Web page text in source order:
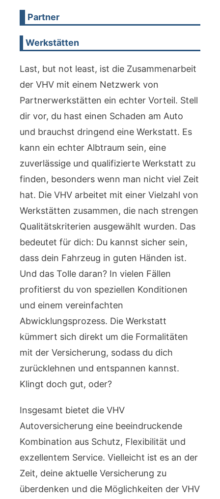
Partner
Werkstätten
Last, but not least, ist die Zusammenarbeit
der VHV mit einem Netzwerk von
Partnerwerkstätten ein echter Vorteil. Stell
dir vor, du hast einen Schaden am Auto
und brauchst dringend eine Werkstatt. Es
kann ein echter Albtraum sein, eine
zuverlässige und qualifizierte Werkstatt zu
finden, besonders wenn man nicht viel Zeit
hat. Die VHV arbeitet mit einer Vielzahl von
Werkstätten zusammen, die nach strengen
Qualitätskriterien ausgewählt wurden. Das
bedeutet für dich: Du kannst sicher sein,
dass dein Fahrzeug in guten Händen ist.
Und das Tolle daran? In vielen Fällen
profitierst du von speziellen Konditionen
und einem vereinfachten
Abwicklungsprozess. Die Werkstatt
kümmert sich direkt um die Formalitäten
mit der Versicherung, sodass du dich
zurücklehnen und entspannen kannst.
Klingt doch gut, oder?
Insgesamt bietet die VHV
Autoversicherung eine beeindruckende
Kombination aus Schutz, Flexibilität und
exzellentem Service. Vielleicht ist es an der
Zeit, deine aktuelle Versicherung zu
überdenken und die Möglichkeiten der VHV